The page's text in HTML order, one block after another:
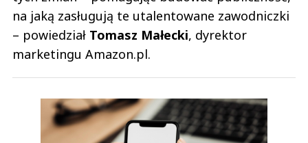
na jaką zasługują te utalentowane zawodniczki
– powiedział Tomasz Małecki, dyrektor
marketingu Amazon.pl.